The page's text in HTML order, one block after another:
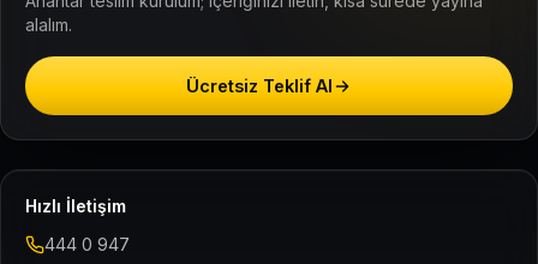
alalım.
Ücretsiz Teklif Al
Hızlı İletişim
444 0 947